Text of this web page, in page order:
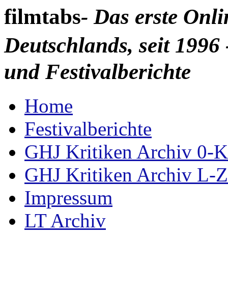
filmtabs- Das erste
Deutschlands, seit
und Festivalberichte
Home
Festivalberichte
GHJ Kritiken Archiv 0-K
GHJ Kritiken Archiv L-Z
Impressum
LT Archiv